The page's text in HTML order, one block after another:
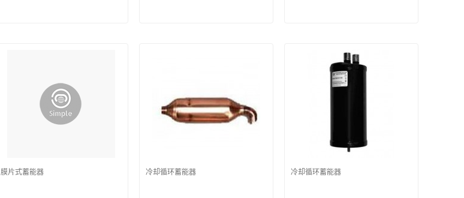
膜片式蓄能器 冷却循环蓄能器 冷却循环蓄能器